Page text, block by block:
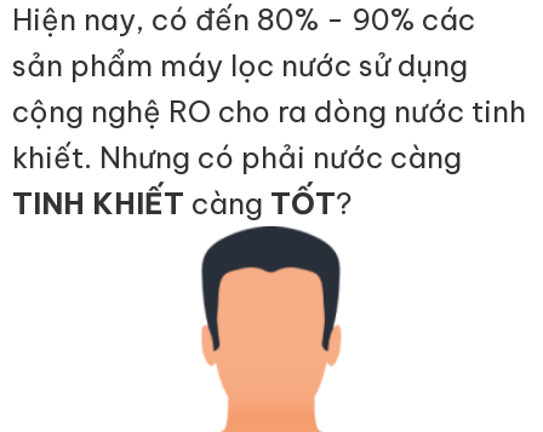
Hiện nay, có đến 80% - 90% các
sản phẩm máy lọc nước sử dụng
cộng nghệ RO cho ra dòng nước tinh
khiết. Nhưng có phải nước càng
TINH KHIẾT càng TỐT?